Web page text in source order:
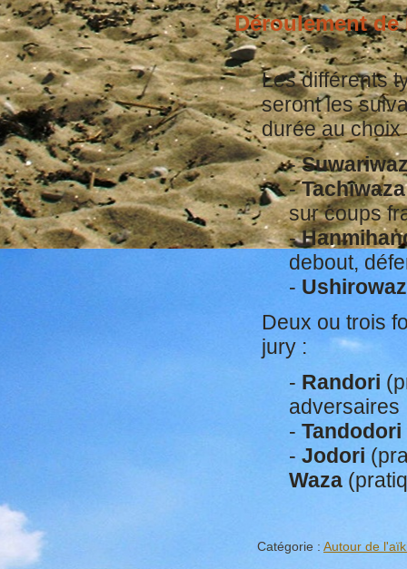
Déroulement
Les différents
seront les
durée au choix
-
-Tachiwaza
sur coups
-
debout,
-
Deux ou trois
jury :
- Randori
adversaires
- Tandodori
- Jodori
Waza
Catégorie : Autour de